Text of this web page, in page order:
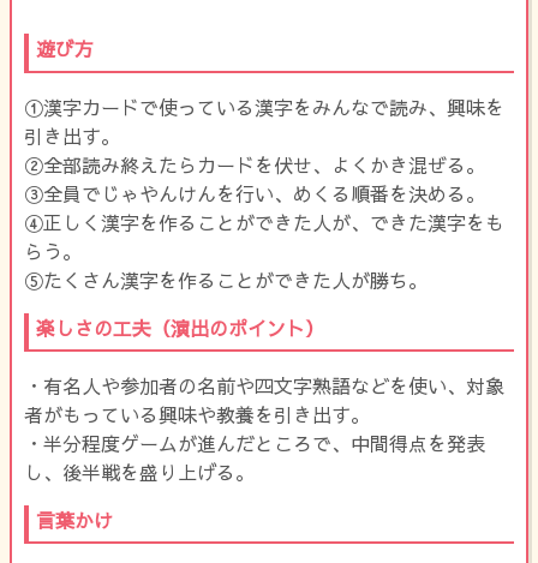
遊び方
①漢字カードで使っている漢字をみんなで読み、興味を
引き出す。
②全部読み終えたらカードを伏せ、よくかき混ぜる。
③全員でじゃやんけんを行い、めくる順番を決める。
④正しく漢字を作ることができた人が、できた漢字をも
らう。
⑤たくさん漢字を作ることができた人が勝ち。
楽しさの工夫（演出のポイント）
・有名人や参加者の名前や四文字熟語などを使い、対象
者がもっている興味や教養を引き出す。
・半分程度ゲームが進んだところで、中間得点を発表
し、後半戦を盛り上げる。
言葉かけ